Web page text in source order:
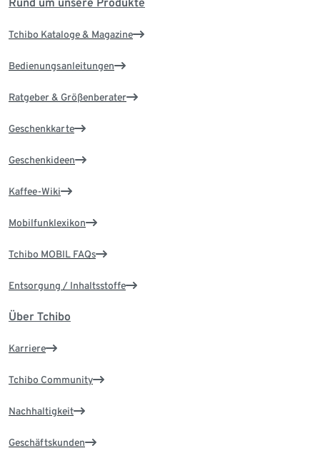
Rund um unsere Produkte
Tchibo Kataloge & Magazine
Bedienungsanleitungen
Ratgeber & Größenberater
Geschenkkarte
Geschenkideen
Kaffee-Wiki
Mobilfunklexikon
Tchibo MOBIL FAQs
Entsorgung / Inhaltsstoffe
Über Tchibo
Karriere
Tchibo Community
Nachhaltigkeit
Geschäftskunden